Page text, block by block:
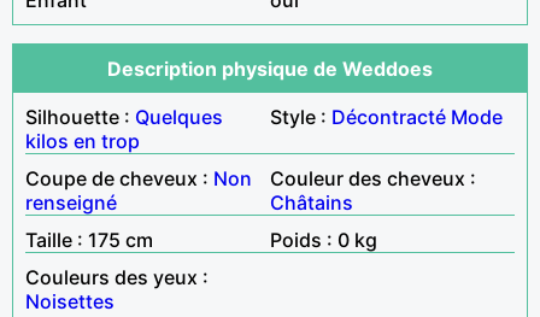
Description physique de Weddoes
Silhouette : Quelques
kilos en trop
Style : Décontracté Mode
Coupe de cheveux : Non
renseigné
Couleur des cheveux :
Châtains
Taille : 175 cm
Poids : 0 kg
Couleurs des yeux :
Noisettes